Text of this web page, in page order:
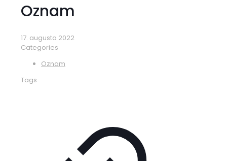
Oznam
17. augusta 2022
Categories
Oznam
Tags